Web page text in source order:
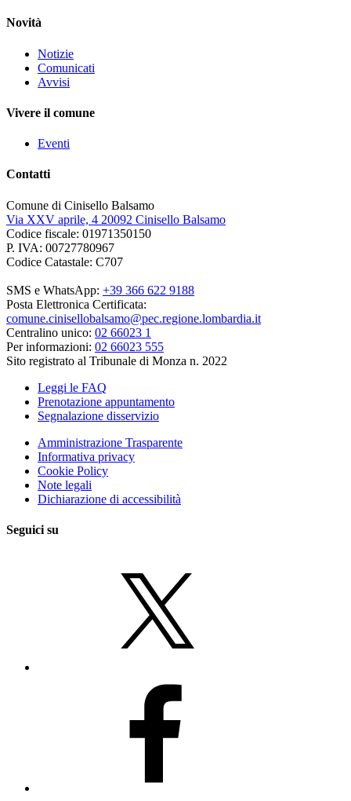
Novità
Notizie
Comunicati
Avvisi
Vivere il comune
Eventi
Contatti
Comune di Cinisello Balsamo
Via XXV aprile, 4 20092 Cinisello Balsamo
Codice fiscale: 01971350150
P. IVA: 00727780967
Codice Catastale: C707
SMS e WhatsApp: +39 366 622 9188
Posta Elettronica Certificata:
comune.cinisellobalsamo@pec.regione.lombardia.it
Centralino unico: 02 66023 1
Per informazioni: 02 66023 555
Sito registrato al Tribunale di Monza n. 2022
Leggi le FAQ
Prenotazione appuntamento
Segnalazione disservizio
Amministrazione Trasparente
Informativa privacy
Cookie Policy
Note legali
Dichiarazione di accessibilità
Seguici su